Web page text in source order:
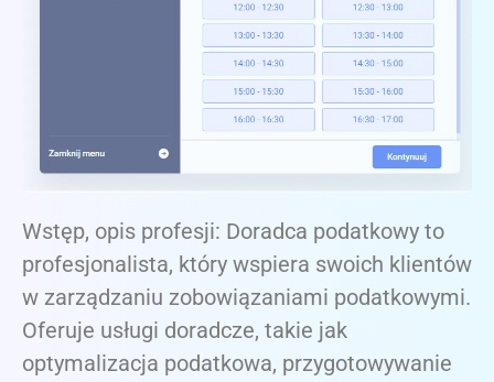
Wstęp, opis profesji: Doradca podatkowy to
profesjonalista, który wspiera swoich klientów
w zarządzaniu zobowiązaniami podatkowymi.
Oferuje usługi doradcze, takie jak
optymalizacja podatkowa, przygotowywanie